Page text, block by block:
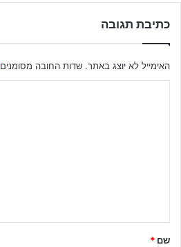
כתיבת תגובה
האימייל לא יוצג באתר. שדות החובה מסומנים
ל
שם *